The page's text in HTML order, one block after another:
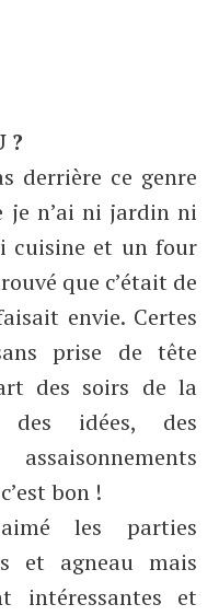
?
derrière ce genre
je n’ai ni jardin ni
cuisine et un four
que c’était de
envie. Certes
prise de tête
des soirs de la
des idées, des
bon !
les parties
et agneau mais
intéressantes et